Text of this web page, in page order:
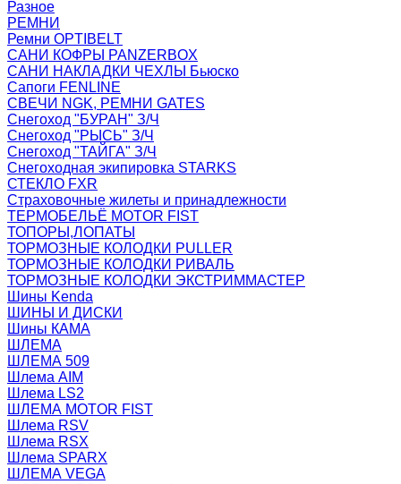
Разное
РЕМНИ
Ремни OPTIBELT
САНИ КОФРЫ PANZERBOX
САНИ НАКЛАДКИ ЧЕХЛЫ Бьюско
Сапоги FENLINE
СВЕЧИ NGK, РЕМНИ GATES
Снегоход "БУРАН" З/Ч
Снегоход "РЫСЬ" З/Ч
Снегоход "ТАЙГА" З/Ч
Снегоходная экипировка STARKS
СТЕКЛО FXR
Страховочные жилеты и принадлежности
ТЕРМОБЕЛЬЁ MOTOR FIST
ТОПОРЫ,ЛОПАТЫ
ТОРМОЗНЫЕ КОЛОДКИ PULLER
ТОРМОЗНЫЕ КОЛОДКИ РИВАЛЬ
ТОРМОЗНЫЕ КОЛОДКИ ЭКСТРИММАСТЕР
Шины Kenda
ШИНЫ И ДИСКИ
Шины КАМА
ШЛЕМА
ШЛЕМА 509
Шлема AIM
Шлема LS2
ШЛЕМА MOTOR FIST
Шлема RSV
Шлема RSX
Шлема SPARX
ШЛЕМА VEGA